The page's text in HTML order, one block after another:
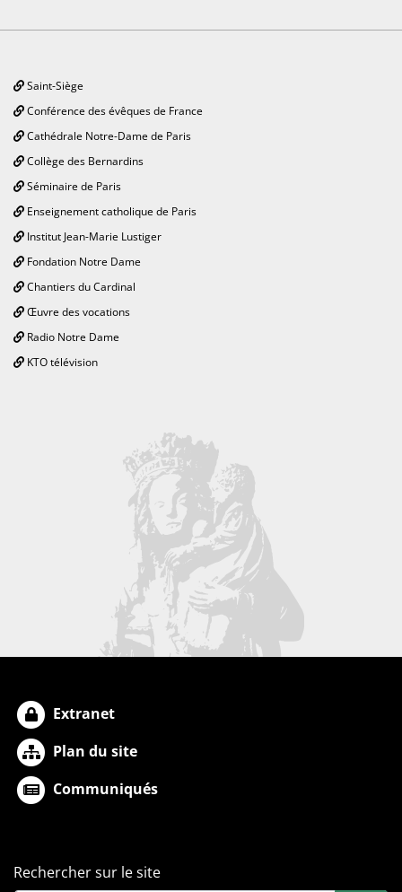
Saint-Siège
Conférence des évêques de France
Cathédrale Notre-Dame de Paris
Collège des Bernardins
Séminaire de Paris
Enseignement catholique de Paris
Institut Jean-Marie Lustiger
Fondation Notre Dame
Chantiers du Cardinal
Œuvre des vocations
Radio Notre Dame
KTO télévision
Extranet
Plan du site
Communiqués
Rechercher sur le site